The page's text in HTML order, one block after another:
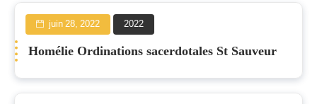
juin 28, 2022 2022
Homélie Ordinations sacerdotales St Sauveur